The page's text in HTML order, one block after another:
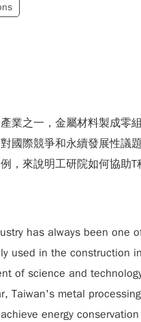
業之一，金屬材料製成
國際競爭和永續發展性
，來說明工研院如何協助T
has always been
used in the construction
of science and
Taiwan's metal
energy